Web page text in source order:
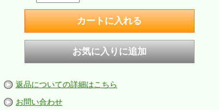
返品についての詳細はこちら
お問い合わせ